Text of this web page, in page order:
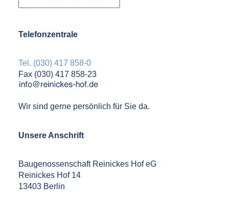
Telefonzentrale
Tel. (030) 417 858-0
Fax (030) 417 858-23
Wir sind gerne persönlich für Sie da.
Unsere Anschrift
Baugenossenschaft Reinickes Hof eG
Reinickes Hof 14
13403 Berlin